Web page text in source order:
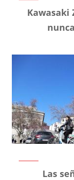
Kawasaki
Las